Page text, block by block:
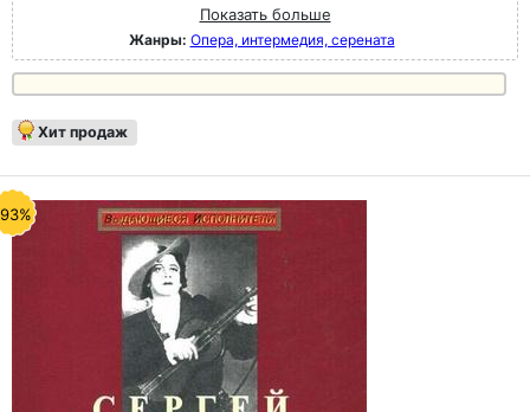
Показать больше
Жанры: Опера, интермедия, серената
Хит продаж